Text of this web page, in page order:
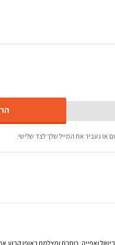
או נעביר את המייל שלך לצד שלישי.
ואפייה. כותבת ומצלמת באופן קבוע